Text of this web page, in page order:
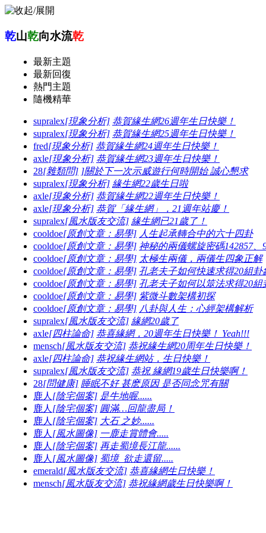
乾山乾向水流乾
最新主題
最新回復
熱門主題
隨機精華
supralex[現象分析] 恭賀緣生網26週年生日快樂！
supralex[現象分析] 恭賀緣生網25週年生日快樂！
fred[現象分析] 恭賀緣生網24週年生日快樂！
axle[現象分析] 恭賀緣生網23週年生日快樂！
28[雜類問] ]關於下一次示威遊行何時開始 誠心懇求
supralex[現象分析] 緣生網22歲生日啦
axle[現象分析] 恭賀緣生網22週年生日快樂！
axle[現象分析] 恭賀「緣生網」，21週年站慶！
supralex[風水版友交流] 緣生網已21歲了！
cooldoe[原創文章：易學] 人生起承轉合中的六十四卦
cooldoe[原創文章：易學] 神秘的兩儀螺旋密碼142857、
cooldoe[原創文章：易學] 太極生兩儀，兩儀生四象正解
cooldoe[原創文章：易學] 孔老夫子如何快速求得20組卦
cooldoe[原創文章：易學] 孔老夫子如何以筮法求得20組
cooldoe[原創文章：易學] 紫微斗數架構初探
cooldoe[原創文章：易學] 八卦與人生：心經架構解析
supralex[風水版友交流] 緣網20歲了
axle[四柱論命] 恭喜緣網，20週年生日快樂！ Yeah!!!
mensch[風水版友交流] 恭祝緣生網20周年生日快樂！
axle[四柱論命] 恭祝緣生網站，生日快樂！
supralex[風水版友交流] 恭祝 緣網19歲生日快樂啊！
28[問健康] 睡眠不好 甚麽原因 是否同念咒有關
鹿人[陰宅個案] 是牛地喔......
鹿人[陰宅個案] 圓滿…回龍盡局！
鹿人[陰宅個案] 大石 之妙......
鹿人[風水圖像] 一鹿走賞體會.....
鹿人[陰宅個案] 再走蜀境長江龍......
鹿人[風水圖像] 蜀境_欲走還留.....
emerald[風水版友交流] 恭喜緣網生日快樂！
mensch[風水版友交流] 恭祝緣網歲生日快樂啊！